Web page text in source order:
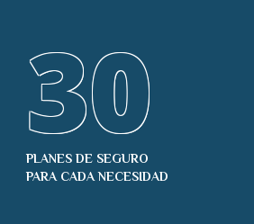
30
PLANES DE SEGURO
PARA CADA NECESIDAD